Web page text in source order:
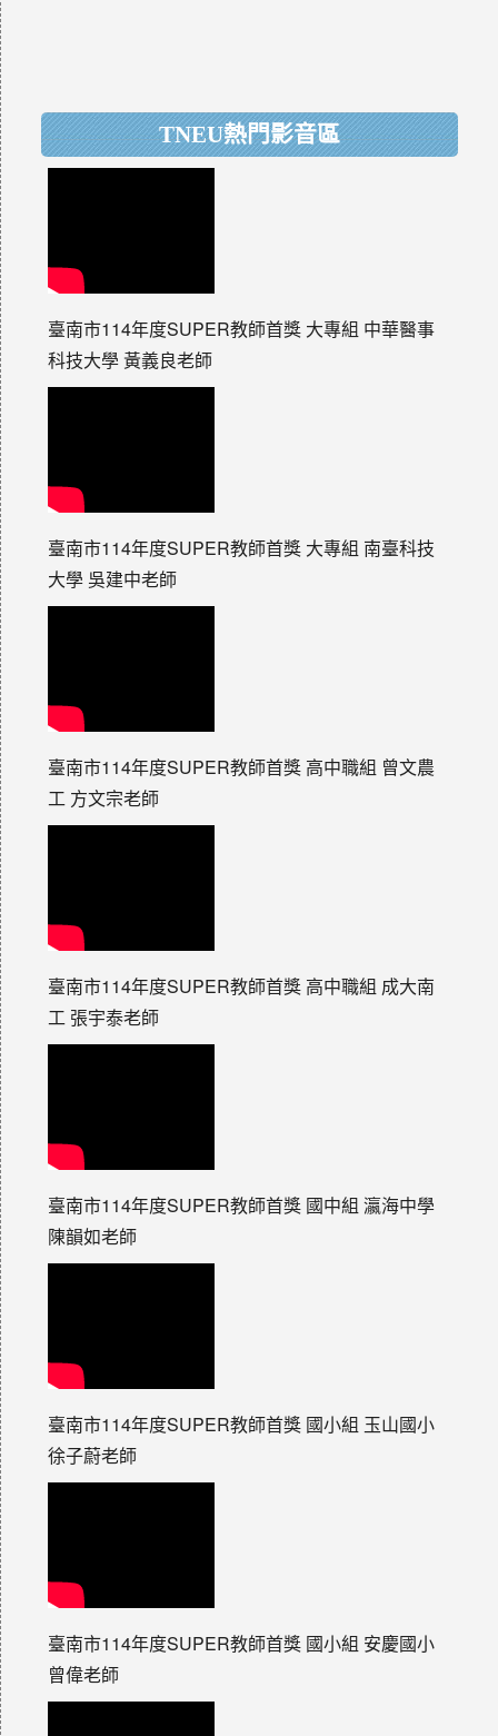
TNEU熱門影音區
臺南市114年度SUPER教師首獎 大專組 中華醫事
科技大學 黃義良老師
臺南市114年度SUPER教師首獎 大專組 南臺科技
大學 吳建中老師
臺南市114年度SUPER教師首獎 高中職組 曾文農
工 方文宗老師
臺南市114年度SUPER教師首獎 高中職組 成大南
工 張宇泰老師
臺南市114年度SUPER教師首獎 國中組 瀛海中學
陳韻如老師
臺南市114年度SUPER教師首獎 國小組 玉山國小
徐子蔚老師
臺南市114年度SUPER教師首獎 國小組 安慶國小
曾偉老師